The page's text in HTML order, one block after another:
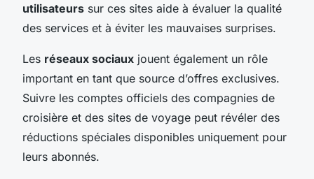
utilisateurs sur ces sites aide à évaluer la qualité
des services et à éviter les mauvaises surprises.
Les réseaux sociaux jouent également un rôle
important en tant que source d’offres exclusives.
Suivre les comptes officiels des compagnies de
croisière et des sites de voyage peut révéler des
réductions spéciales disponibles uniquement pour
leurs abonnés.